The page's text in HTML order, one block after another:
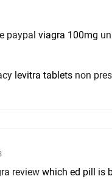
paypal viagra 100mg
levitra tablets non
review which ed pill is